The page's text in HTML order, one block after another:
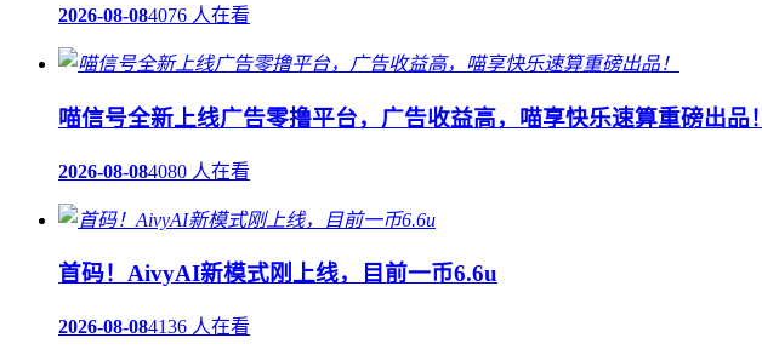
2026-08-084076 人在看
喵信号全新上线广告零撸平台，广告收益高，喵享快乐速算重磅出品！
2026-08-084080 人在看
首码！AivyAI新模式刚上线，目前一币6.6u
2026-08-084136 人在看